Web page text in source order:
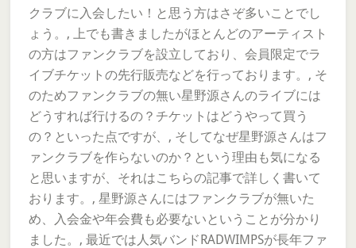
クラブに入会したい！と思う方はさぞ多いことでし
ょう。, 上でも書きましたがほとんどのアーティスト
の方はファンクラブを設立しており、会員限定でラ
イブチケットの先行販売などを行っております。, そ
のためファンクラブの無い星野源さんのライブには
どうすれば行けるの？チケットはどうやって買う
の？といった点ですが、, そしてなぜ星野源さんはフ
ァンクラブを作らないのか？という理由も気になる
と思いますが、それはこちらの記事で詳しく書いて
おります。, 星野源さんにはファンクラブが無いた
め、入会金や年会費も必要ないということが分かり
ました。, 最近では人気バンドRADWIMPSが長年ファ